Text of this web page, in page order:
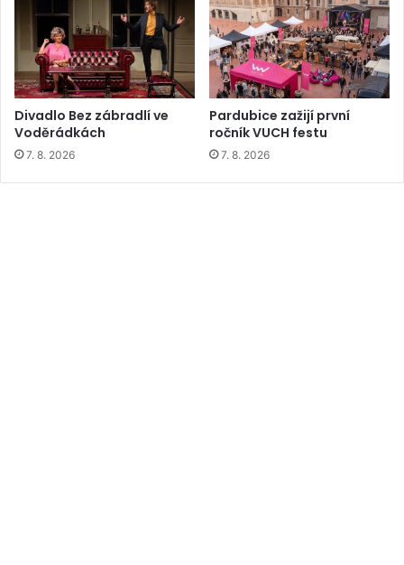
Divadlo Bez zábradlí ve
Voděrádkách
7. 8. 2026
Pardubice zažijí první
ročník VUCH festu
7. 8. 2026